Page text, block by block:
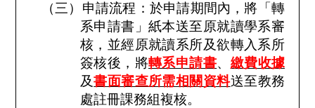
（三）申請流程：於申請期間內，將「轉
系申請書」紙本送至原就讀學系審
核，並經原就讀系所及欲轉入系所
簽核後，將轉系申請書、 繳費收據
及書面審查所需相關資料送至教務
處註冊課務組複核。